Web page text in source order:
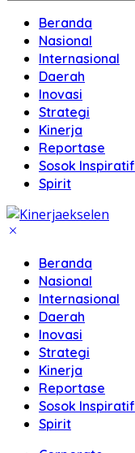
Beranda
Nasional
Internasional
Daerah
Inovasi
Strategi
Kinerja
Reportase
Sosok Inspiratif
Spirit
Beranda
Nasional
Internasional
Daerah
Inovasi
Strategi
Kinerja
Reportase
Sosok Inspiratif
Spirit